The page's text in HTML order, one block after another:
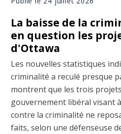
La baisse de la
en question les
d'Ottawa
Les nouvelles statistiques
criminalité a reculé presque
montrent que les trois
gouvernement libéral visant
contre la criminalité ne
faits, selon une défenseuse